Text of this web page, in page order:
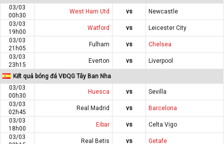
03/03
00h30
West Ham Utd vs
Newcastle
03/03
19h00
Watford vs
Leicester City
03/03
21h05
Fulham vs
Chelsea
03/03
23h15
Everton vs Liverpool
Kết quả bóng đá VĐQG Tây Ban Nha
03/03
00h30
Huesca vs
Sevilla
03/03
02h45
Real Madrid vs
Barcelona
03/03
18h00
Eibar vs
Celta Vigo
03/03
Real Betis vs Getafe